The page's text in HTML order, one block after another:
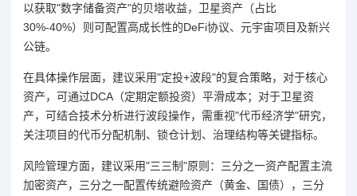
以获取"数字储备资产"的贝塔收益，卫星资产（占比
30%-40%）则可配置高成长性的DeFi协议、元宇宙项目及新兴
公链。
在具体操作层面，建议采用"定投+波段"的复合策略，对于核心
资产，可通过DCA（定期定额投资）平滑成本；对于卫星资
产，可结合技术分析进行波段操作，需重视"代币经济学"研究，
关注项目的代币分配机制、锁仓计划、治理结构等关键指标。
风险管理方面，建议采用"三三制"原则：三分之一资产配置主流
加密资产，三分之一配置传统避险资产（黄金、国债），三分